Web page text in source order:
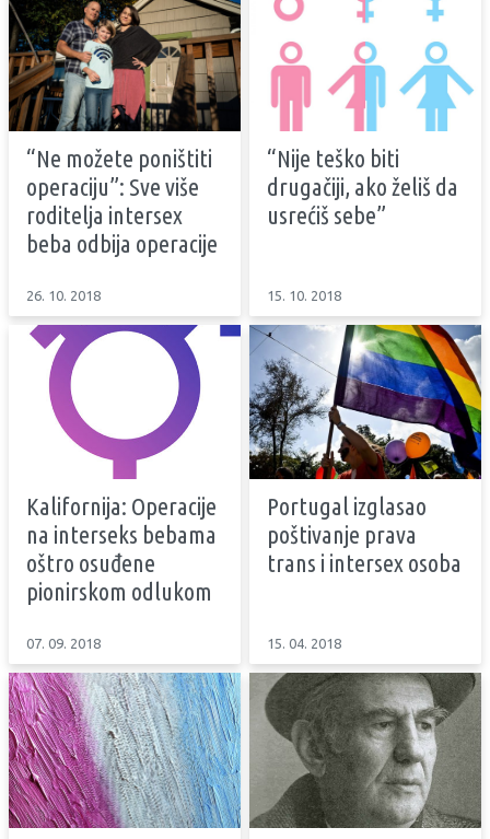
“Ne možete poništiti
operaciju”: Sve više
roditelja intersex
beba odbija operacije
26. 10. 2018
“Nije teško biti
drugačiji, ako želiš da
usrećiš sebe”
15. 10. 2018
Kalifornija: Operacije
na interseks bebama
oštro osuđene
pionirskom odlukom
07. 09. 2018
Portugal izglasao
poštivanje prava
trans i intersex osoba
15. 04. 2018